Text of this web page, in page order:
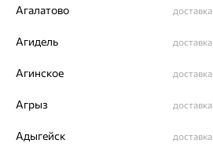
Агалатово доставка
Агидель доставка
Агинское доставка
Агрыз доставка
Адыгейск доставка